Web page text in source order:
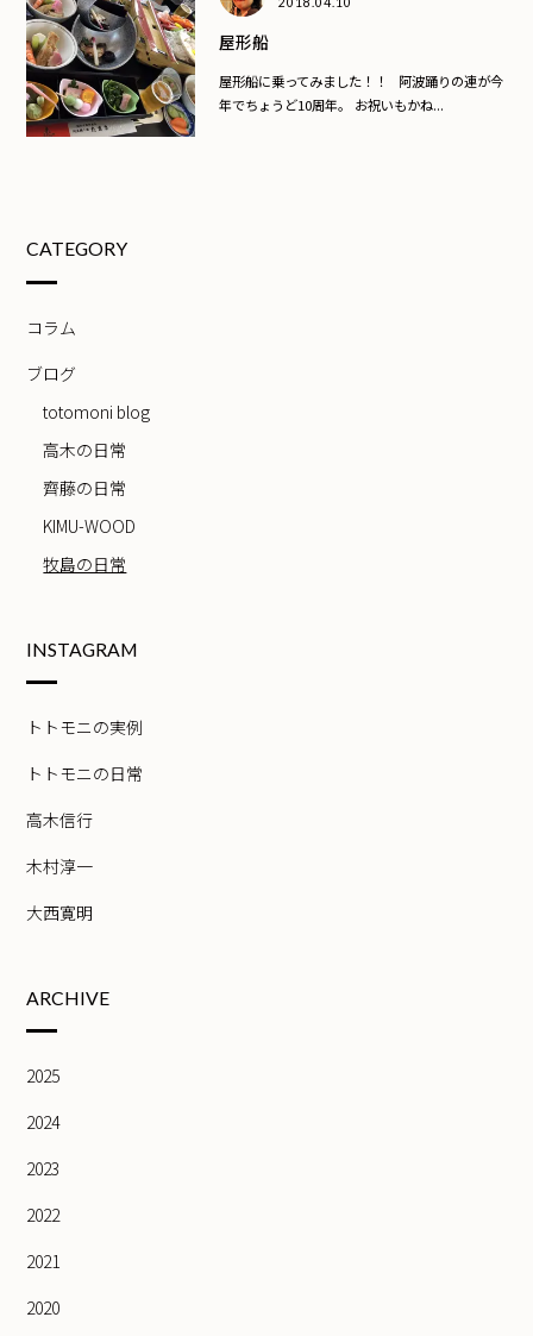
屋形船
屋形船に乗ってみました！！ 阿波踊りの連が今
年でちょうど10周年。 お祝いもかね...
CATEGORY
コラム
ブログ
totomoni blog
高木の日常
齊藤の日常
KIMU-WOOD
牧島の日常
INSTAGRAM
トトモニの実例
トトモニの日常
高木信行
木村淳一
大西寛明
ARCHIVE
2025
2024
2023
2022
2021
2020